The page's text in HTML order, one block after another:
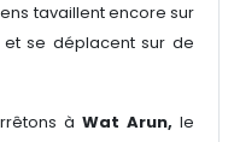
tavaillent encore sur
et se déplacent sur de
à Wat Arun, le